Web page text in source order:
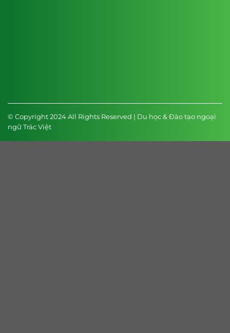
© Copyright 2024 All Rights Reserved | Du học & Đào tạo ngoại
ngữ Trác Việt